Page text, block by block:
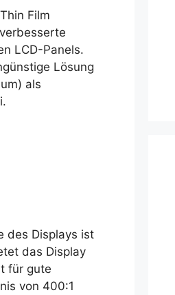
Film
LCD-Panels.
Lösung
als
des Displays ist
das Display
für gute
von 400:1